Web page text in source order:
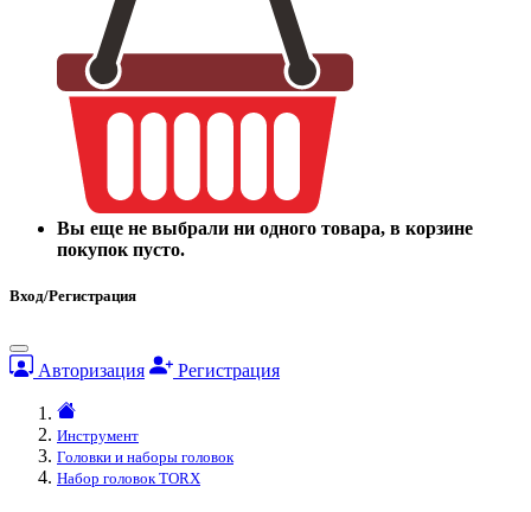
Вы еще не выбрали ни одного товара, в корзине
покупок пусто.
Вход/Регистрация
Авторизация Регистрация
Инструмент
Головки и наборы головок
Набор головок TORX